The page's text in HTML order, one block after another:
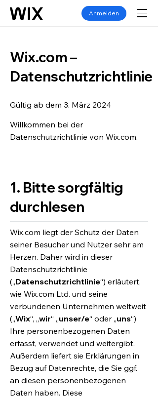
Anmelden
Wix.com –
Datenschutzrichtlinie
Gültig ab dem 3. März 2024
Willkommen bei der
Datenschutzrichtlinie von Wix.com.
1. Bitte sorgfältig
durchlesen
Wix.com liegt der Schutz der Daten
seiner Besucher und Nutzer sehr am
Herzen. Daher wird in dieser
Datenschutzrichtlinie
(„Datenschutzrichtlinie“) erläutert,
wie Wix.com Ltd. und seine
verbundenen Unternehmen weltweit
(„Wix“, „wir“ „unser/e“ oder „uns“)
Ihre personenbezogenen Daten
erfasst, verwendet und weitergibt.
Außerdem liefert sie Erklärungen in
Bezug auf Datenrechte, die Sie ggf.
an diesen personenbezogenen
Daten haben. Diese